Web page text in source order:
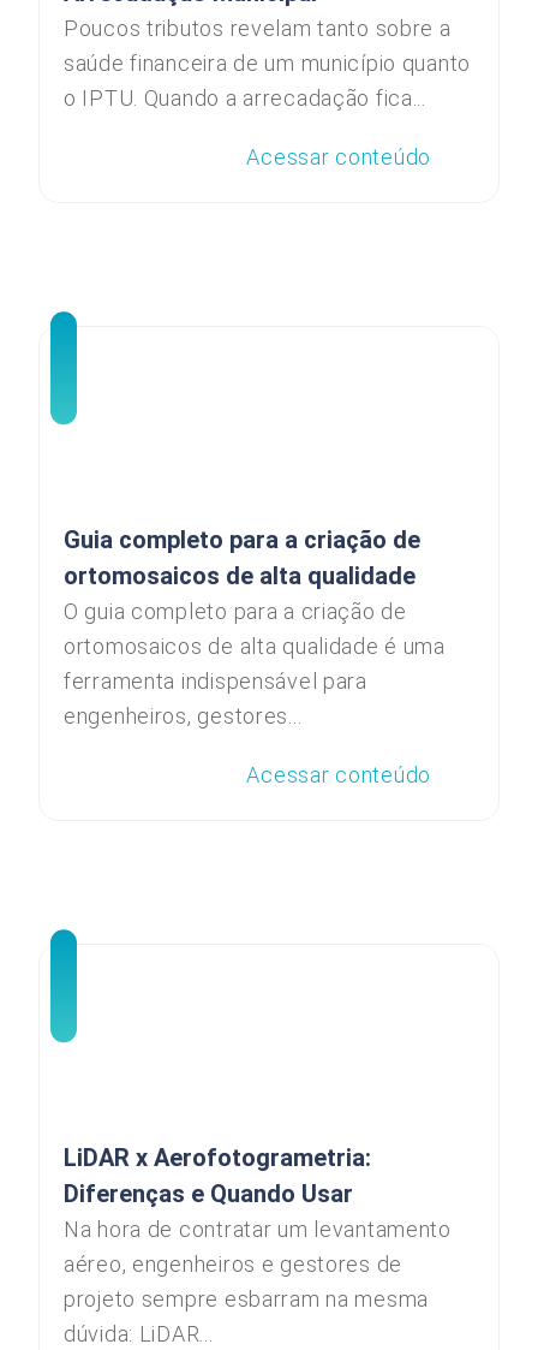
Poucos tributos revelam tanto sobre a
saúde financeira de um município quanto
o IPTU. Quando a arrecadação fica...
Acessar conteúdo
Guia completo para a criação de
ortomosaicos de alta qualidade
O guia completo para a criação de
ortomosaicos de alta qualidade é uma
ferramenta indispensável para
engenheiros, gestores...
Acessar conteúdo
LiDAR x Aerofotogrametria:
Diferenças e Quando Usar
Na hora de contratar um levantamento
aéreo, engenheiros e gestores de
projeto sempre esbarram na mesma
dúvida: LiDAR...